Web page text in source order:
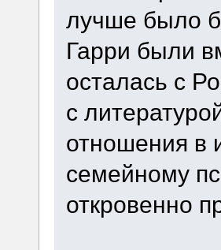
лучше было
Гарри были
осталась с
с
отношения в
семейному
откровенно